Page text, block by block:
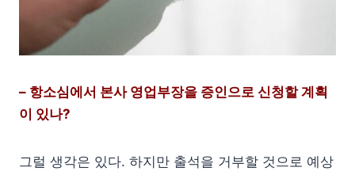
– 항소심에서 본사 영업부장을 증인으로 신청할 계획
이 있나?
그럴 생각은 있다. 하지만 출석을 거부할 것으로 예상